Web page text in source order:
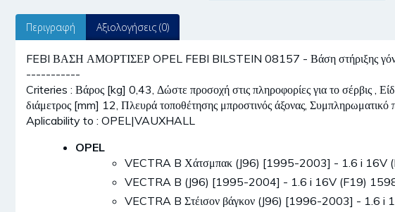
Περιγραφή Αξιολογήσεις (0)
FEBI ΒΑΣΗ ΑΜΟΡΤΙΣΕΡ OPEL FEBI BILSTEIN 08157 - Βάση στήριξης
-----------
Criteries : Βάρος [kg] 0,43, Δώστε προσοχή στις πληροφορίες για το σέρβις ,
διάμετρος [mm] 12, Πλευρά τοποθέτησης μπροστινός άξονας,
Aplicability to : OPEL|VAUXHALL
OPEL
VECTRA B Χάτσμπακ (J96) [1995-2003] - 1.6 i
VECTRA B (J96) [1995-2004] - 1.6 i 16V (F19)
VECTRA B Στέισον βάγκον (J96) [1996-2003] -